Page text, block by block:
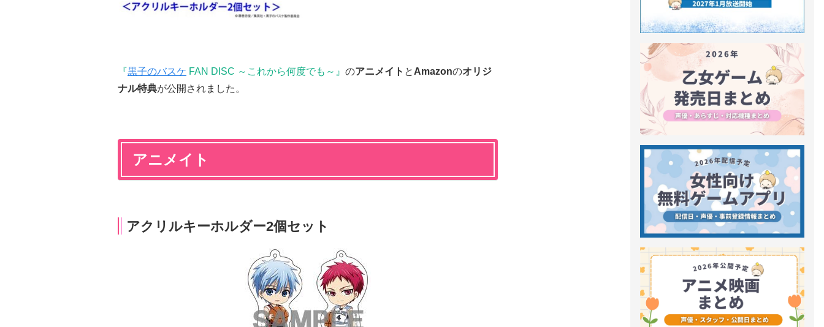
『黒子のバスケ FAN DISC ～これから何度でも～』 のアニメイト と Amazonのオリジ
ナル特典が公開されました。
アニメイト
アクリルキーホルダー2個セット